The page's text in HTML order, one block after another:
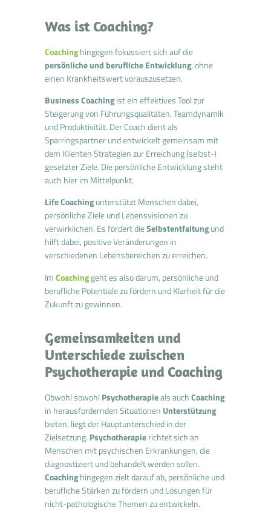
Was ist Coaching?
Coachinghingegen fokussiert sich auf die
persönliche und berufliche Entwicklung, ohne
einen Krankheitswert vorauszusetzen.
Business Coachingist ein effektives Tool zur
Steigerung von Führungsqualitäten, Teamdynamik
und Produktivität. Der Coach dient als
Sparringspartner und entwickelt gemeinsam mit
dem Klienten Strategien zur Erreichung (selbst-)
gesetzter Ziele. Die persönliche Entwicklung steht
auch hier im Mittelpunkt.
Life Coachingunterstützt Menschen dabei,
persönliche Ziele und Lebensvisionen zu
verwirklichen. Es fördert dieSelbstentfaltungund
hilft dabei, positive Veränderungen in
verschiedenen Lebensbereichen zu erreichen.
ImCoachinggeht es also darum, persönliche und
berufliche Potentiale zu fördern und Klarheit für die
Zukunft zu gewinnen.
Gemeinsamkeiten und
Unterschiede zwischen
Psychotherapie und Coaching
Obwohl sowohl Psychotherapieals auchCoaching
in herausfordernden Situationen Unterstützung
bieten, liegt der Hauptunterschied in der
Zielsetzung. Psychotherapierichtet sich an
Menschen mit psychischen Erkrankungen, die
diagnostiziert und behandelt werden sollen.
Coachinghingegen zielt darauf ab, persönliche und
berufliche Stärken zu fördern und Lösungen für
nicht-pathologische Themen zu entwickeln.